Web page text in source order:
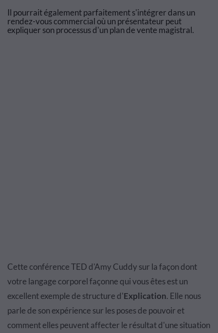
Il pourrait également parfaitement s'intégrer dans un
rendez-vous commercial où un présentateur peut
expliquer son processus d'un plan de vente magistral.
Cette conférence TED d'Amy Cuddy sur la façon dont
votre langage corporel façonne qui vous êtes est un
excellent exemple de structure d'Explication. Elle nous
parle de son expérience sur les poses de pouvoir et
comment elles peuvent affecter le résultat d'une situation